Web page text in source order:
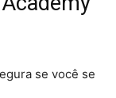
se você se